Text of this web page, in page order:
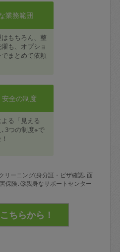
業務範囲
もちろん、整
も、オプショ
まとめて依頼
全の制度
る「見える
3つの制度※で
ーニング(身分証・ビザ確認､面
保険､③親身なサポートセンター